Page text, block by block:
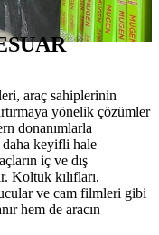
araç sahiplerinin
yönelik çözümler
donanımlarla
daha keyifli hale
iç ve dış
Koltuk kılıfları,
ve cam filmleri gibi
hem de aracın